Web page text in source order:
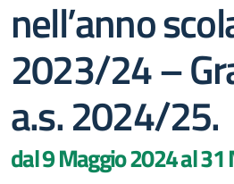
nell’anno
2023/24 –
a.s. 2024/25.
dal 9 Maggio 2024 al